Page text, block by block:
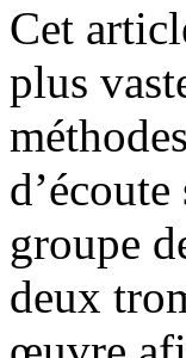
Cet
plus
groupe
deux